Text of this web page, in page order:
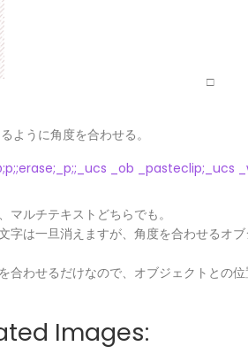
□
ように角度を合わせる。
_ob _pasteclip;_ucs
マルチテキストどちらでも。
字は一旦消えますが、角度を合わせるオ
合わせるだけなので、オブジェクトとの
Images: